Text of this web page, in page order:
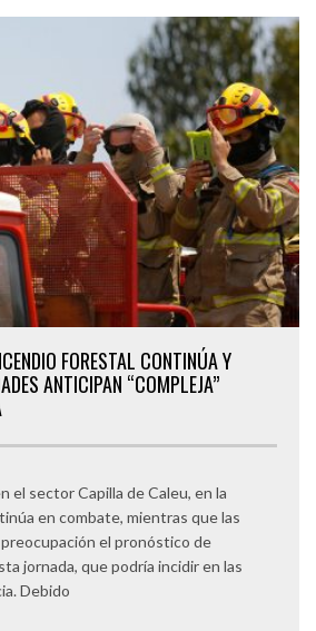
FORESTAL CONTINÚA Y
ANTICIPAN “COMPLEJA”
el sector Capilla de Caleu, en la
en combate, mientras que las
el pronóstico de
jornada, que podría incidir en las
Debido